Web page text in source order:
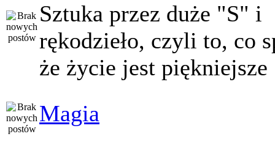
Sztuka przez duże "S" i
rękodzieło, czyli to, co
że życie jest piękniejsze
Magia